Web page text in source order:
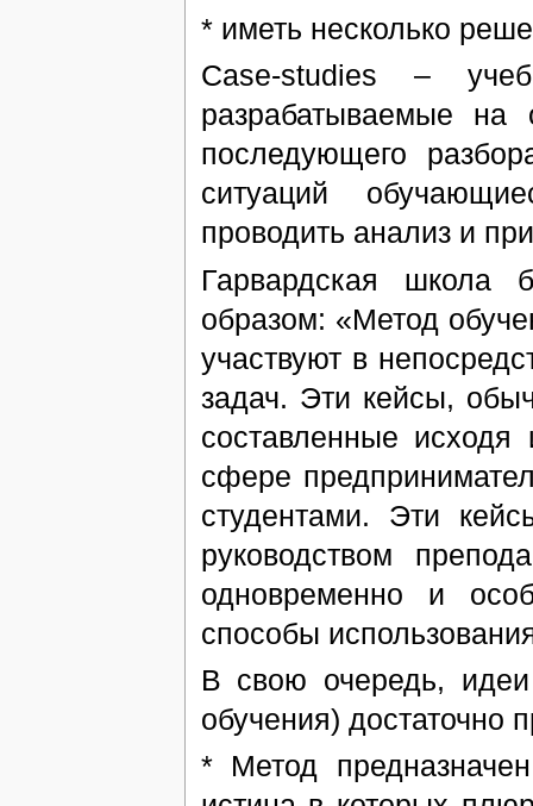
* иметь несколько
Case-studiеs –
разрабатываемые на
последующего
ситуаций
проводить анализ и
Гарвардская школа
образом: «Метод
участвуют в
задач. Эти кейсы,
составленные
сфере
студентами. Эти
руководством
одновременно и
способы
В свою очередь, идеи
обучения) достаточно
* Метод